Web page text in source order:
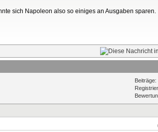
sich Napoleon also so einiges an Ausgaben sparen.
Beiträge: